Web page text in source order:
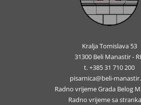
Kralja Tomislava 53
31300 Beli Manastir -
t. +385 31 710 200
pisarnica@beli-
Radno vrijeme Grada Belog
Radno vrijeme sa